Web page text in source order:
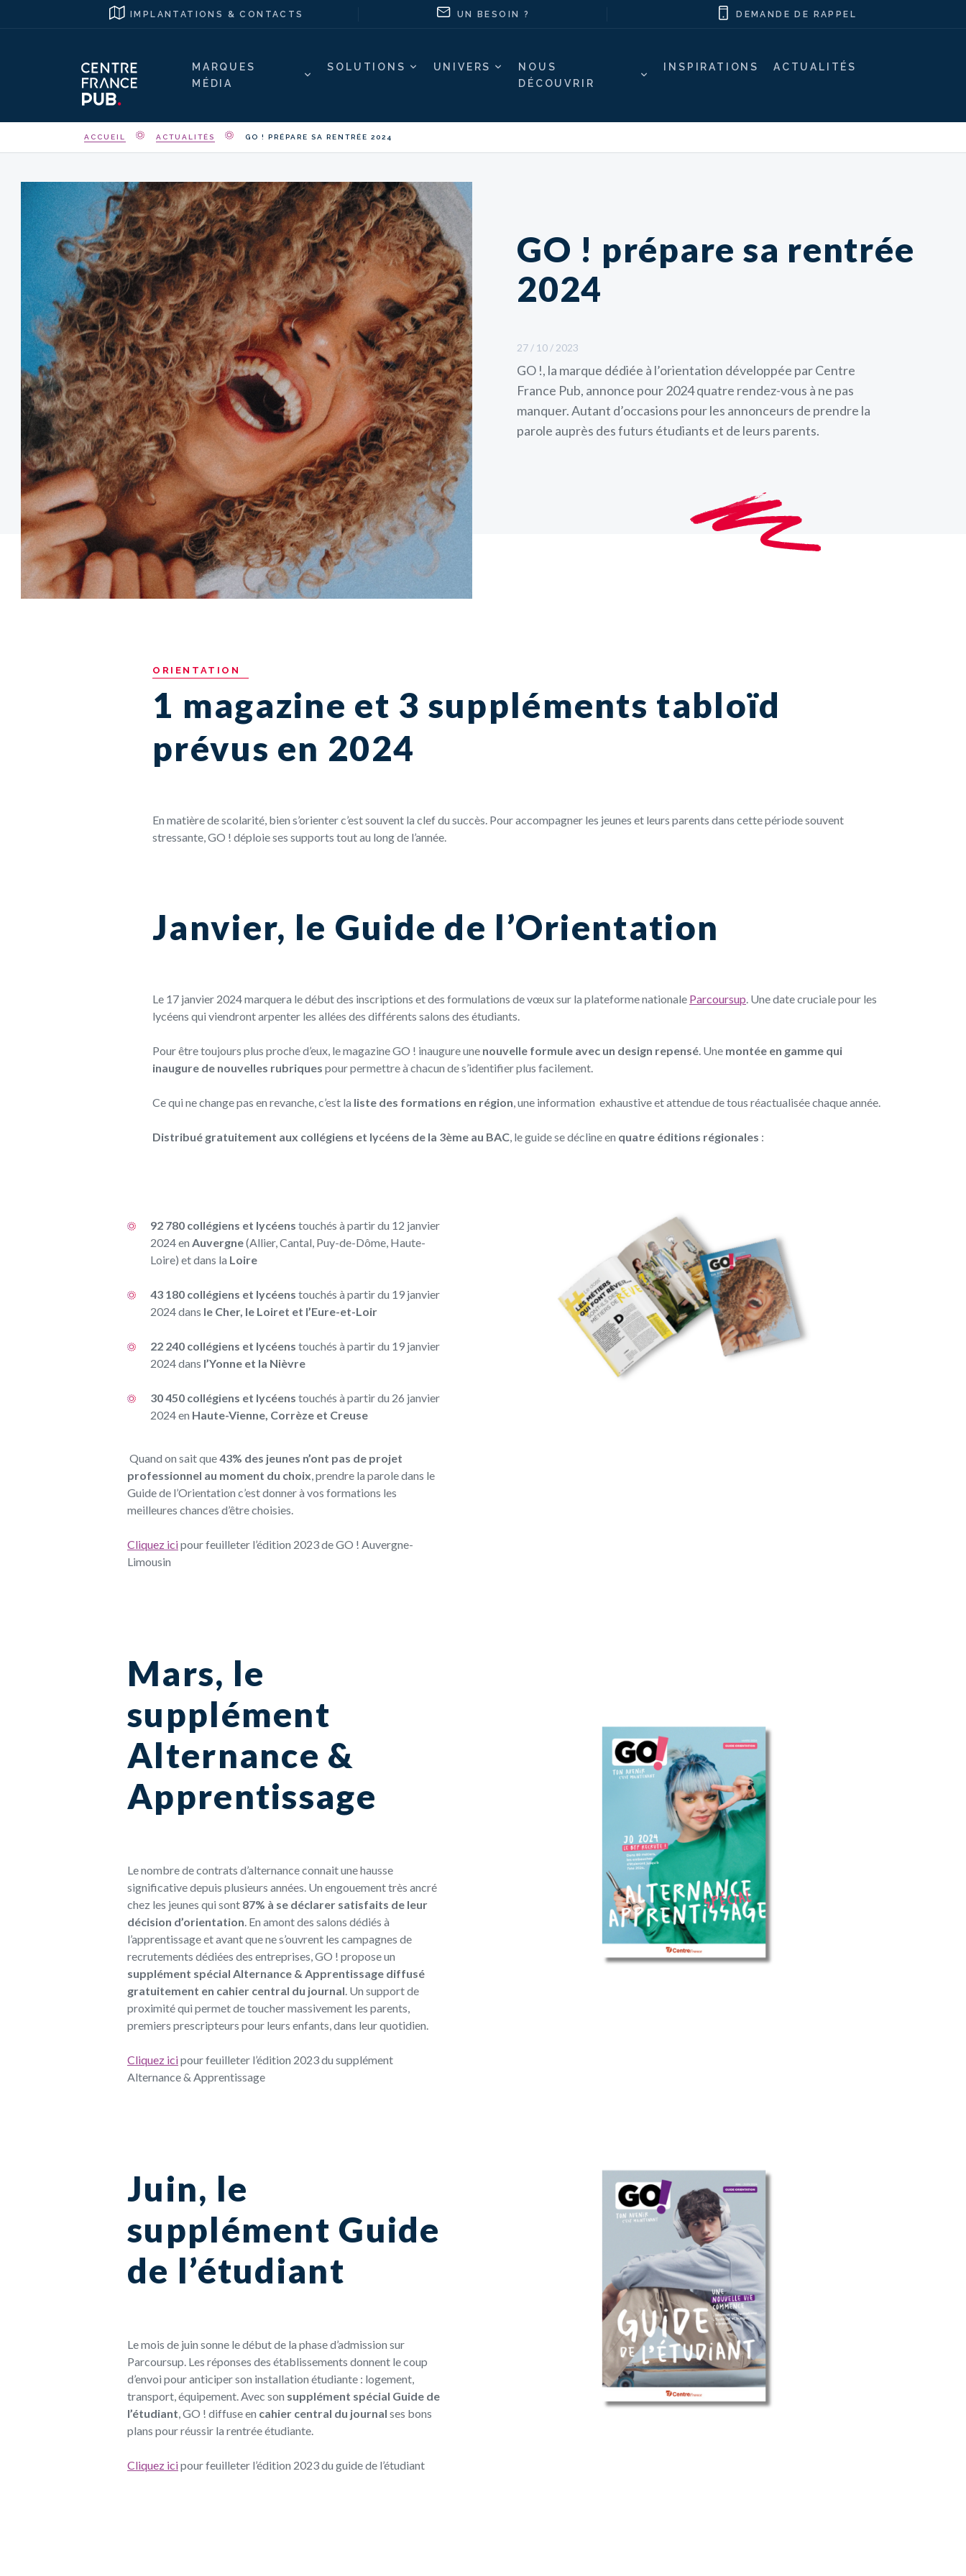
MARQUES
MÉDIA
SOLUTIONS UNIVERS
NOUS
DÉCOUVRIR
INSPIRATIONS ACTUALITÉS
IMPLANTATIONS & CONTACTS UN BESOIN ? DEMANDE DE RAPPEL
ACCUEIL ACTUALITÉS GO ! PRÉPARE SA RENTRÉE 2024
GO ! prépare sa rentrée
2024
27 / 10 / 2023
GO !, la marque dédiée à l’orientation développée par Centre
France Pub, annonce pour 2024 quatre rendez-vous à ne pas
manquer. Autant d’occasions pour les annonceurs de prendre la
parole auprès des futurs étudiants et de leurs parents.
ORIENTATION
1 magazine et 3 suppléments tabloïd
prévus en 2024
En matière de scolarité, bien s’orienter c’est souvent la clef du succès. Pour accompagner les jeunes et leurs parents dans cette période souvent
stressante, GO ! déploie ses supports tout au long de l’année.
Janvier, le Guide de l’Orientation
Le 17 janvier 2024 marquera le début des inscriptions et des formulations de vœux sur la plateforme nationale Parcoursup. Une date cruciale pour les
lycéens qui viendront arpenter les allées des différents salons des étudiants.
Pour être toujours plus proche d’eux, le magazine GO ! inaugure une nouvelle formule avec un design repensé. Une montée en gamme qui
inaugure de nouvelles rubriques pour permettre à chacun de s’identifier plus facilement.
Ce qui ne change pas en revanche, c’est la liste des formations en région, une information exhaustiveet attendue de tous réactualisée chaque année.
Distribué gratuitement aux collégiens et lycéens de la 3ème au BAC, le guide se décline en quatre éditions régionales :
92 780 collégiens et lycéens touchés à partir du 12 janvier
2024en Auvergne(Allier, Cantal, Puy-de-Dôme, Haute-
Loire) et dans la Loire
43 180 collégiens et lycéens touchés à partir du 19 janvier
2024 dans le Cher, le Loiret et l’Eure-et-Loir
22 240 collégiens et lycéens touchés à partir du 19 janvier
2024 dans l’Yonne et la Nièvre
30 450 collégiens et lycéens touchés à partir du 26 janvier
2024 en Haute-Vienne, Corrèze et Creuse
Quand on sait que43% des jeunes n’ont pas de projet
professionnel au moment du choix, prendre la parole dans le
Guide de l’Orientation c’est donner à vos formations les
meilleures chances d’être choisies.
Cliquez icipour feuilleter l’édition 2023 de GO ! Auvergne-
Limousin
Mars, le
supplément
Alternance &
Apprentissage
Le nombre de contrats d’alternance connait une hausse
significative depuis plusieurs années. Un engouementtrès ancré
chez les jeunes qui sont 87% à se déclarer satisfaits de leur
décision d’orientation. En amont des salons dédiés à
l’apprentissage et avant que ne s’ouvrent les campagnes de
recrutements dédiées des entreprises, GO ! propose un
supplément spécial Alternance & Apprentissage diffusé
gratuitement en cahier central du journal. Un support de
proximité qui permet de touchermassivement les parents,
premiers prescripteurs pour leurs enfants, dans leur quotidien.
Cliquez icipour feuilleter l’édition 2023 du supplément
Alternance & Apprentissage
Juin, le
supplément Guide
de l’étudiant
Le mois de juin sonne le début de la phase d’admission sur
Parcoursup. Les réponses des établissements donnent le coup
d’envoi pour anticiper son installation étudiante : logement,
transport, équipement. Avec son supplément spécial Guide de
l’étudiant, GO ! diffuse en cahier central du journal ses bons
plans pour réussir la rentrée étudiante.
Cliquez icipour feuilleter l’édition 2023 du guide de l’étudiant